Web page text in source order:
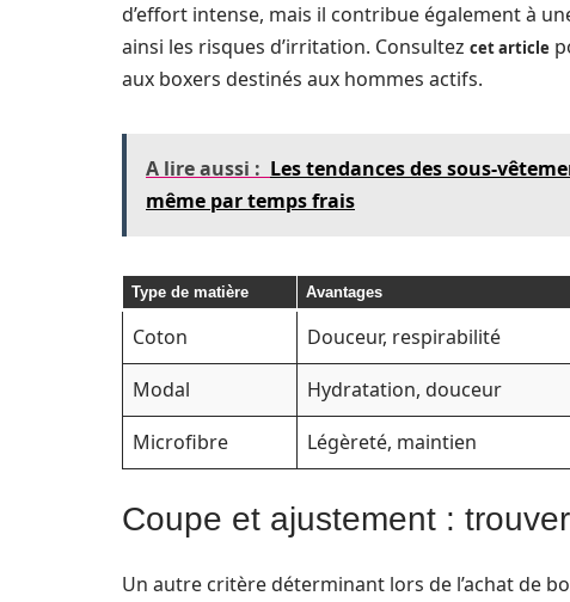
d’effort intense, mais il contribue également à
ainsi les risques d’irritation. Consultez cet article
aux boxers destinés aux hommes actifs.
A lire aussi : Les tendances des sous-
même par temps frais
Type de matière Avantages
Coton Douceur, respirabilité
Modal
Hydratation, douceur
Microfibre
Légèreté, maintien
Coupe et ajustement :
Un autre critère déterminant lors de l’achat de